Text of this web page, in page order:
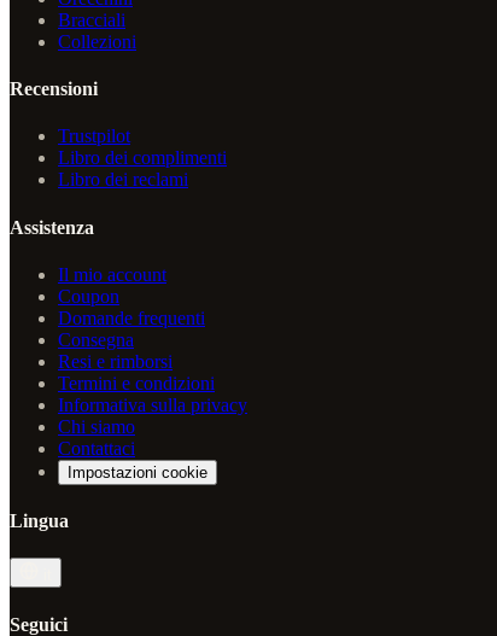
Bracciali
Collezioni
Recensioni
Trustpilot
Libro dei complimenti
Libro dei reclami
Assistenza
Il mio account
Coupon
Domande frequenti
Consegna
Resi e rimborsi
Termini e condizioni
Informativa sulla privacy
Chi siamo
Contattaci
Impostazioni cookie
Lingua
Seguici